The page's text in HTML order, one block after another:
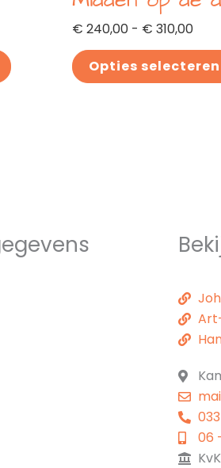
€ 240,00 - € 310,00
Opties selecteren
de
productpagina
06